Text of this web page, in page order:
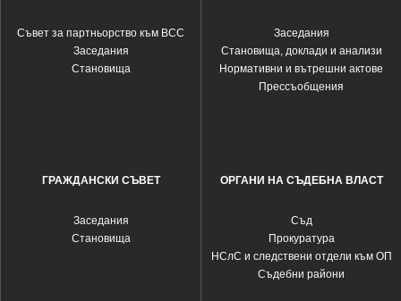
Съвет за партньорство към ВСС
Заседания
Становища
Заседания
Становища, доклади и анализи
Нормативни и вътрешни актове
Прессъобщения
ГРАЖДАНСКИ СЪВЕТ
Заседания
Становища
ОРГАНИ НА СЪДЕБНА ВЛАСТ
Съд
Прокуратура
НСлС и следствени отдели към ОП
Съдебни райони